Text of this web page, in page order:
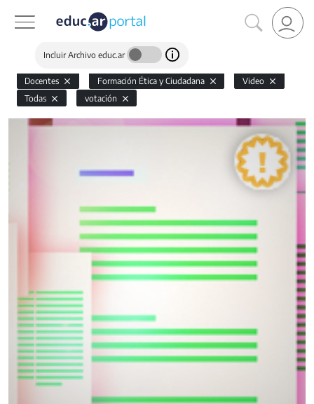
Incluir Archivo educ.ar
Docentes Formación Ética y Ciudadana
Video
Todas
votación